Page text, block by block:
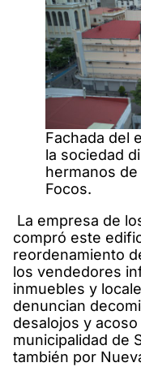
Fachada del
la sociedad
hermanos
Focos.
La empresa de
compró este
reordenamiento
los vendedores
inmuebles y
denuncian
desalojos y
municipalidad de
también por